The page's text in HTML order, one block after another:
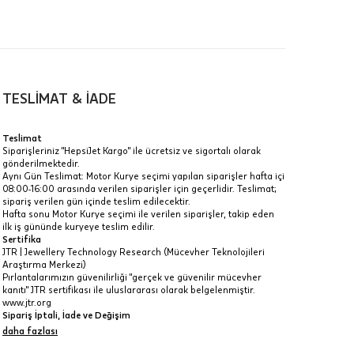
ancak
Taksit Toplamı
33.070 ₺
33.070 ₺
TESLİMAT & İADE
Teslimat
Siparişleriniz "HepsiJet Kargo" ile ücretsiz ve sigortalı olarak
gönderilmektedir.
Aynı Gün Teslimat: Motor Kurye seçimi yapılan siparişler hafta içi
08:00-16:00 arasında verilen siparişler için geçerlidir. Teslimat;
sipariş verilen gün içinde teslim edilecektir.
Hafta sonu Motor Kurye seçimi ile verilen siparişler, takip eden
ilk iş gününde kuryeye teslim edilir.
Sertifika
JTR | Jewellery Technology Research (Mücevher Teknolojileri
Araştırma Merkezi)
Pırlantalarımızın güvenilirliği "gerçek ve güvenilir mücevher
kanıtı" JTR sertifikası ile uluslararası olarak belgelenmiştir.
www.jtr.org
Sipariş İptali, İade ve Değişim
İptal: Kargoya verilmeyen veya faturası oluşmayan siparişlerinizi
daha fazlası